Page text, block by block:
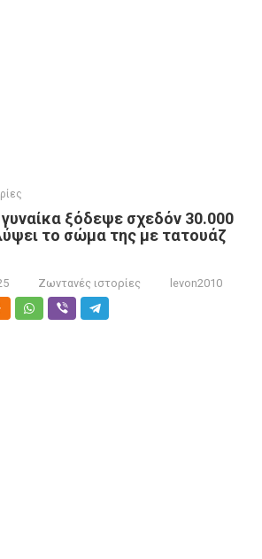
ξόδεψε σχεδόν 30.000
το σώμα της με τατουάζ
Ζωντανές ιστορίες levon2010